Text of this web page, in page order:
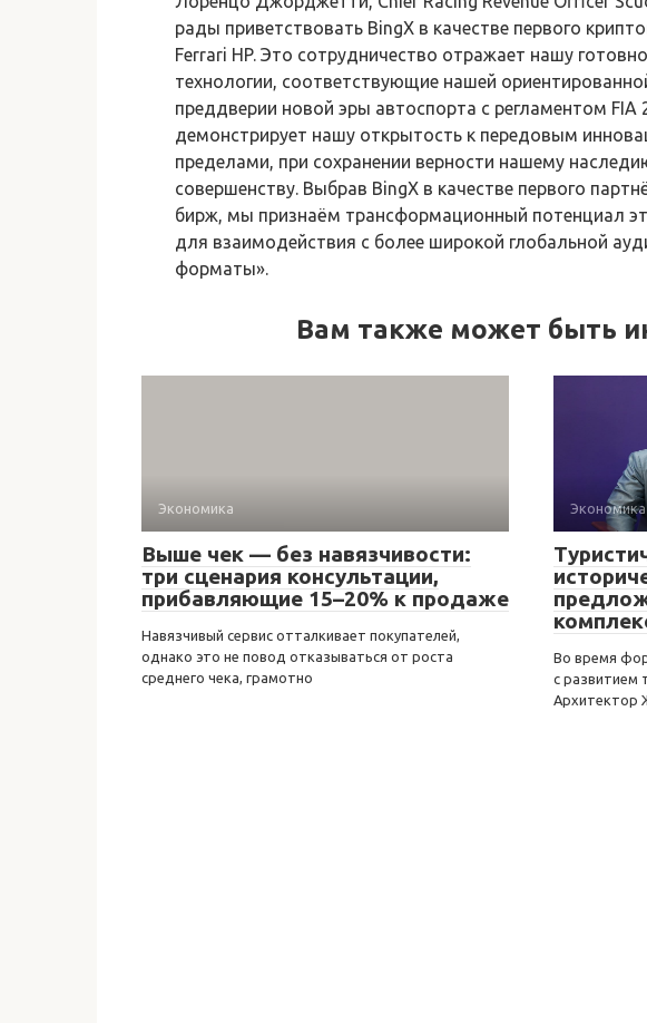
рады приветствовать BingX в качестве первого
Ferrari HP. Это сотрудничество отражает нашу
технологии, соответствующие нашей
преддверии новой эры автоспорта с регламентом FIA
демонстрирует нашу открытость к передовым
пределами, при сохранении верности нашему
совершенству. Выбрав BingX в качестве первого
бирж, мы признаём трансформационный потенциал
для взаимодействия с более широкой глобальной
форматы».
Вам также может быть
Экономика
Выше чек — без навязчивости:
три сценария консультации,
прибавляющие 15–20% к продаже
Навязчивый сервис отталкивает покупателей,
однако это не повод отказываться от роста
среднего чека, грамотно
Экономика
Во время
с развитием
Архитектор